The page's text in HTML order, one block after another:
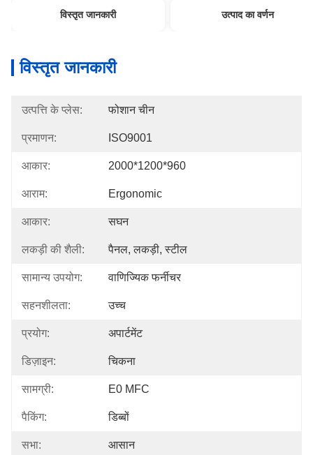
विस्तृत जानकारी उत्पाद का वर्णन
विस्तृत जानकारी
उत्पत्ति के प्लेस: फोशान चीन
प्रमाणन: ISO9001
आकार: 2000*1200*960
आराम: Ergonomic
आकार: सघन
लकड़ी की शैली: पैनल, लकड़ी, स्टील
सामान्य उपयोग: वाणिज्यिक फर्नीचर
सहनशीलता: उच्च
प्रयोग: अपार्टमेंट
डिज़ाइन: चिकना
सामग्री: E0 MFC
पैकिंग: डिब्बों
सभा: आसान